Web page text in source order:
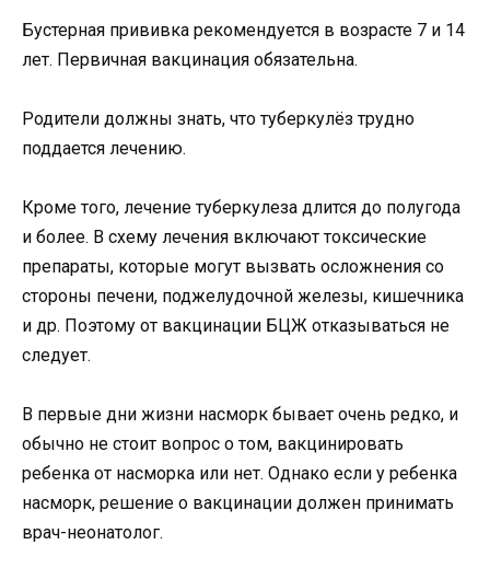
Бустерная прививка рекомендуется в возрасте 7 и 14
лет. Первичная вакцинация обязательна.
Родители должны знать, что туберкулёз трудно
поддается лечению.
Кроме того, лечение туберкулеза длится до полугода
и более. В схему лечения включают токсические
препараты, которые могут вызвать осложнения со
стороны печени, поджелудочной железы, кишечника
и др. Поэтому от вакцинации БЦЖ отказываться не
следует.
В первые дни жизни насморк бывает очень редко, и
обычно не стоит вопрос о том, вакцинировать
ребенка от насморка или нет. Однако если у ребенка
насморк, решение о вакцинации должен принимать
врач-неонатолог.